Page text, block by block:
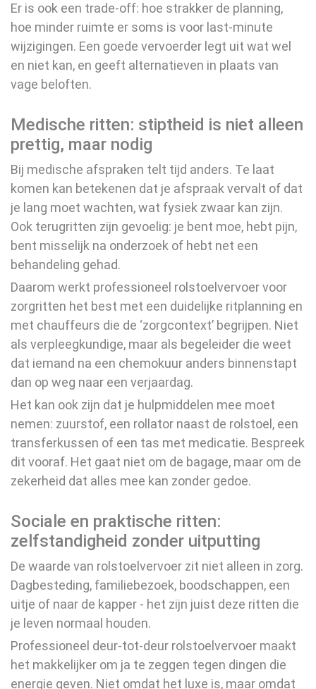
Er is ook een trade-off: hoe strakker de planning,
hoe minder ruimte er soms is voor last-minute
wijzigingen. Een goede vervoerder legt uit wat wel
en niet kan, en geeft alternatieven in plaats van
vage beloften.
Medische ritten: stiptheid is niet alleen
prettig, maar nodig
Bij medische afspraken telt tijd anders. Te laat
komen kan betekenen dat je afspraak vervalt of dat
je lang moet wachten, wat fysiek zwaar kan zijn.
Ook terugritten zijn gevoelig: je bent moe, hebt pijn,
bent misselijk na onderzoek of hebt net een
behandeling gehad.
Daarom werkt professioneel rolstoelvervoer voor
zorgritten het best met een duidelijke ritplanning en
met chauffeurs die de ‘zorgcontext’ begrijpen. Niet
als verpleegkundige, maar als begeleider die weet
dat iemand na een chemokuur anders binnenstapt
dan op weg naar een verjaardag.
Het kan ook zijn dat je hulpmiddelen mee moet
nemen: zuurstof, een rollator naast de rolstoel, een
transferkussen of een tas met medicatie. Bespreek
dit vooraf. Het gaat niet om de bagage, maar om de
zekerheid dat alles mee kan zonder gedoe.
Sociale en praktische ritten:
zelfstandigheid zonder uitputting
De waarde van rolstoelvervoer zit niet alleen in zorg.
Dagbesteding, familiebezoek, boodschappen, een
uitje of naar de kapper - het zijn juist deze ritten die
je leven normaal houden.
Professioneel deur-tot-deur rolstoelvervoer maakt
het makkelijker om ja te zeggen tegen dingen die
energie geven. Niet omdat het luxe is, maar omdat